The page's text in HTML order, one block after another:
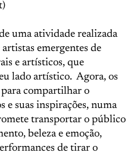
uma atividade realizada
emergentes de
e artísticos, que
lado artístico. Agora, os
compartilhar o
e suas inspirações, numa
transportar o público
beleza e emoção,
de tirar o